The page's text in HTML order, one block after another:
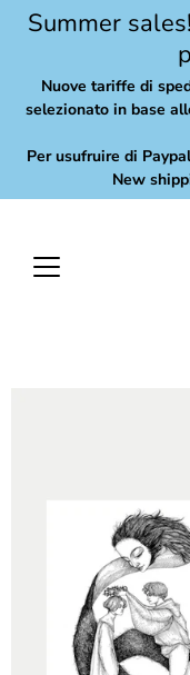
SkipSummer
Nuove tariffe di
selezionato in base
Per usufruire di
New